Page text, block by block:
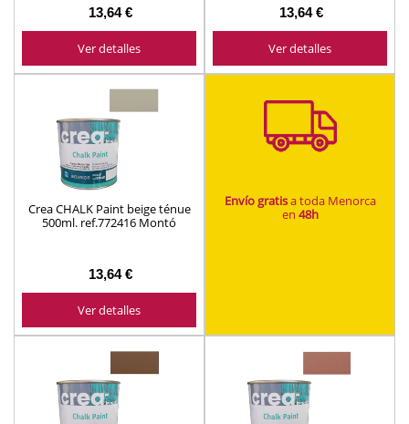
13,64 €
Ver detalles
13,64 €
Ver detalles
Crea CHALK Paint beige ténue
500ml. ref.772416 Montó
13,64 €
Ver detalles
Envío gratisa toda Menorca
en 48h